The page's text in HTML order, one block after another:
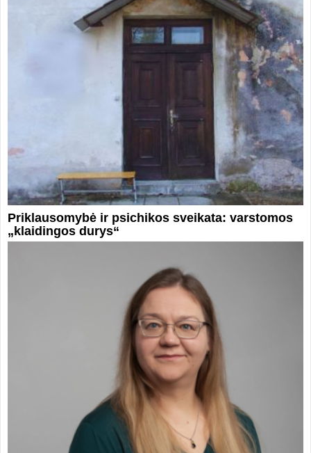
Priklausomybė ir psichikos sveikata: varstomos
„klaidingos durys“